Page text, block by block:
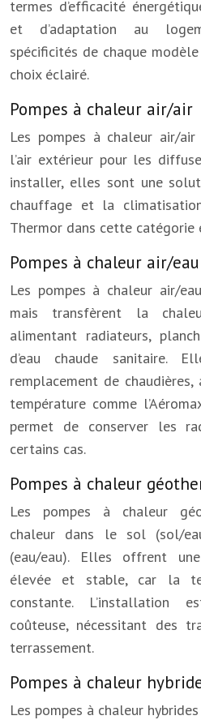
termes d’efficacité
et d’adaptation au
spécificités de chaque
choix éclairé.
Pompes à chaleur air/air
Les pompes à chaleur air/
l’air extérieur pour les
installer, elles sont une
chauffage et la
Thermor dans cette catégorie
Pompes à chaleur air/eau
Les pompes à chaleur air/
mais transfèrent la
alimentant radiateurs,
d’eau chaude sanitaire.
remplacement de
température comme
permet de conserver les
certains cas.
Pompes à chaleur
Les pompes à chaleur
chaleur dans le sol (sol/
(eau/eau). Elles offrent
élevée et stable, car la
constante. L’installation
coûteuse, nécessitant des
terrassement.
Pompes à chaleur
Les pompes à chaleur